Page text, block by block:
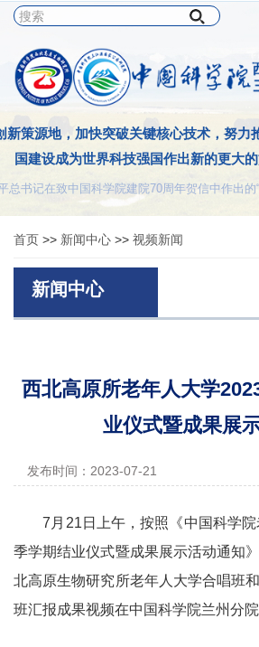
新策源地，加快突破关键核心技术，努力
国建设成为世界科技强国作出新的更大的
书记在致中国科学院建院70周年贺信中作出的
首页 >> 新闻中心 >> 视频新闻
新闻中心
西北高原所老年人大学
业仪式暨成果展
发布时间：2023-07-21
7 月 21 日上午，按照《中国科学
季学期结业仪式暨成果展示活动通知
北高原生物研究所老年人大学合唱班
班汇报成果视频在中国科学院兰州分院